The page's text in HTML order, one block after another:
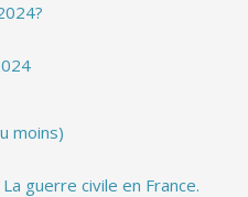
moins)
guerre civile en France.